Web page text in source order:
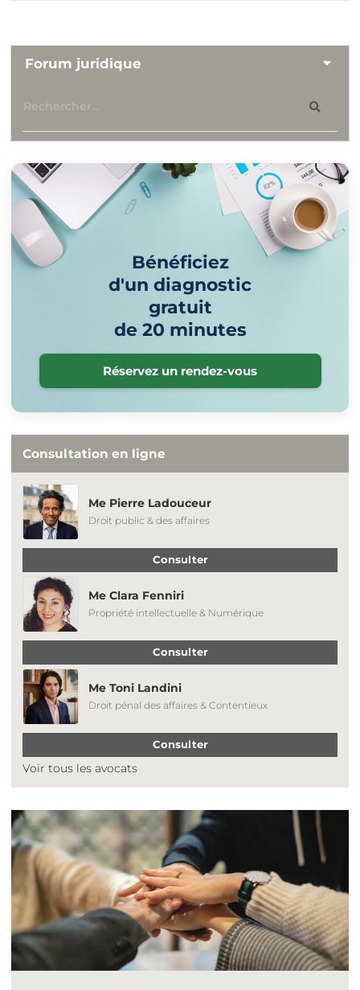
Forum juridique
Bénéficiez
d'un diagnostic
gratuit
de 20 minutes
Réservez un rendez-vous
Consultation en ligne
Me Pierre Ladouceur
Droit public & des affaires
Consulter
Me Clara Fenniri
Propriété intellectuelle & Numérique
Consulter
Me Toni Landini
Droit pénal des affaires & Contentieux
Consulter
Voir tous les avocats